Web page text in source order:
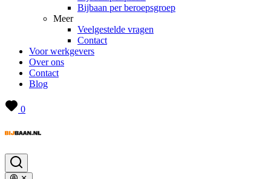
Bijbaan per beroepsgroep
Meer
Veelgestelde vragen
Contact
Voor werkgevers
Over ons
Contact
Blog
0